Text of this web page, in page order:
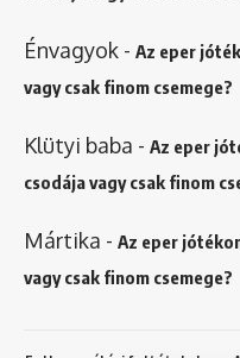
Énvagyok - Az eper
vagy csak finom csemege?
Klütyi baba - Az eper
csodája vagy csak finom
Mártika - Az eper
vagy csak finom csemege?